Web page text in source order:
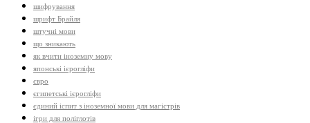
шифрування
шрифт Брайля
штучні мови
що зникають
як вчити іноземну мову
японські ієрогліфи
євро
єгипетські ієрогліфи
єдиний іспит з іноземної мови для магістрів
ігри для поліглотів